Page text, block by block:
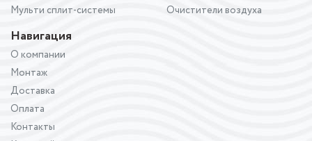
Мульти сплит-системы
Очистители воздуха
Навигация
О компании
Монтаж
Доставка
Оплата
Контакты